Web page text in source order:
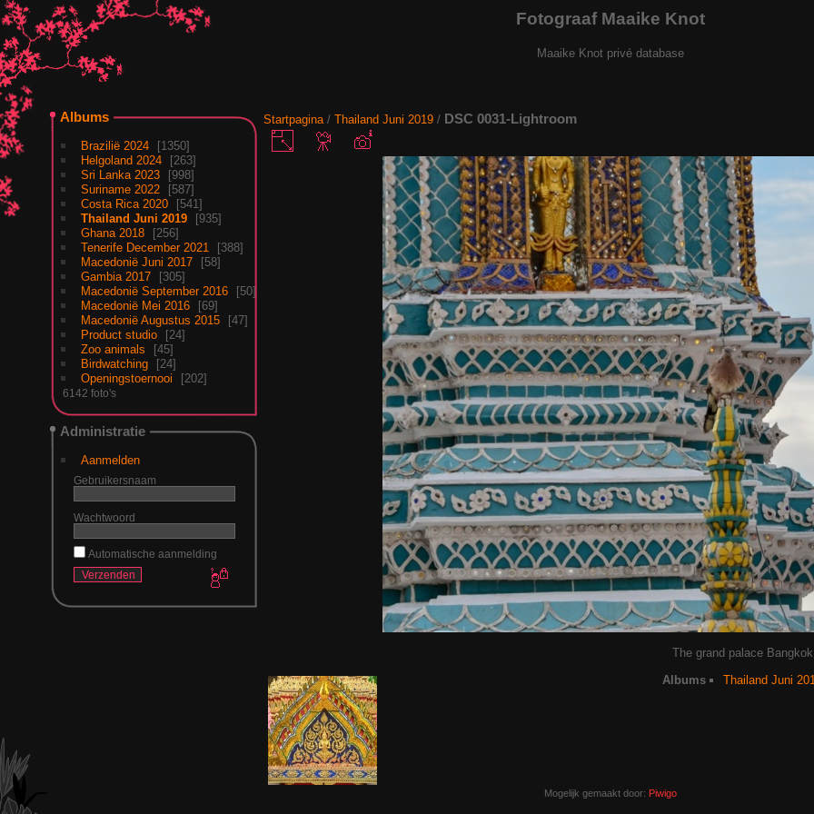
Fotograaf Maaike Knot
Maaike Knot privé database
Albums
Brazilië 2024
1350
Helgoland 2024
263
Sri Lanka 2023
998
Suriname 2022
587
Costa Rica 2020
541
Thailand Juni 2019
935
Ghana 2018
256
Tenerife December 2021
388
Macedonië Juni 2017
58
Gambia 2017
305
Macedonië September 2016
50
Macedonië Mei 2016
69
Macedonië Augustus 2015
47
Product studio
24
Zoo animals
45
Birdwatching
24
Openingstoernooi
202
6142 foto's
Administratie
Aanmelden
Gebruikersnaam
Wachtwoord
Automatische aanmelding
Startpagina / Thailand Juni 2019 / DSC 0031-Lightroom
The grand palace Bangkok
Albums
Thailand Juni
Mogelijk gemaakt door: Piwigo